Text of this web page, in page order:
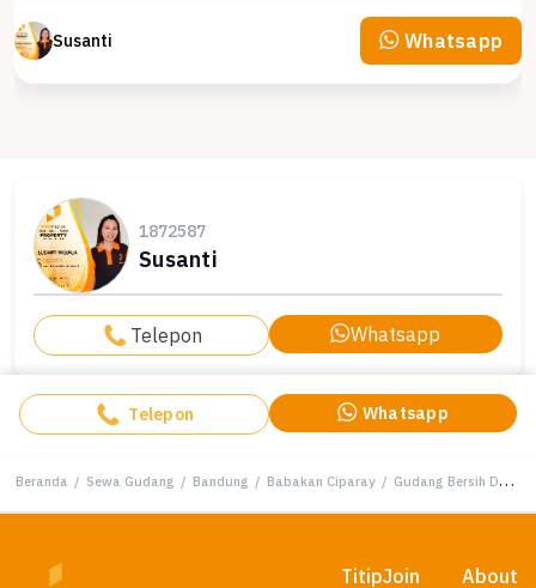
Susanti Whatsapp
1872587
Susanti
Telepon Whatsapp
Telepon Whatsapp
Beranda / Sewa Gudang / Bandung / Babakan Ciparay / Gudang Bersih Dan Kokoh di Area Pergudangan Cibolerang Bandung
TitipJoin About